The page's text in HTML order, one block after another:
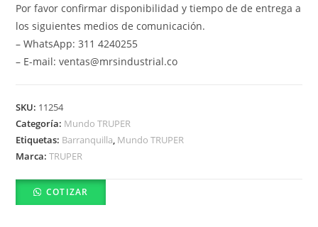
Por favor confirmar disponibilidad y tiempo de de entrega a
los siguientes medios de comunicación.
– WhatsApp: 311 4240255
– E-mail: ventas@mrsindustrial.co
SKU: 11254
Categoría: Mundo TRUPER
Etiquetas: Barranquilla, Mundo TRUPER
Marca:TRUPER
COTIZAR